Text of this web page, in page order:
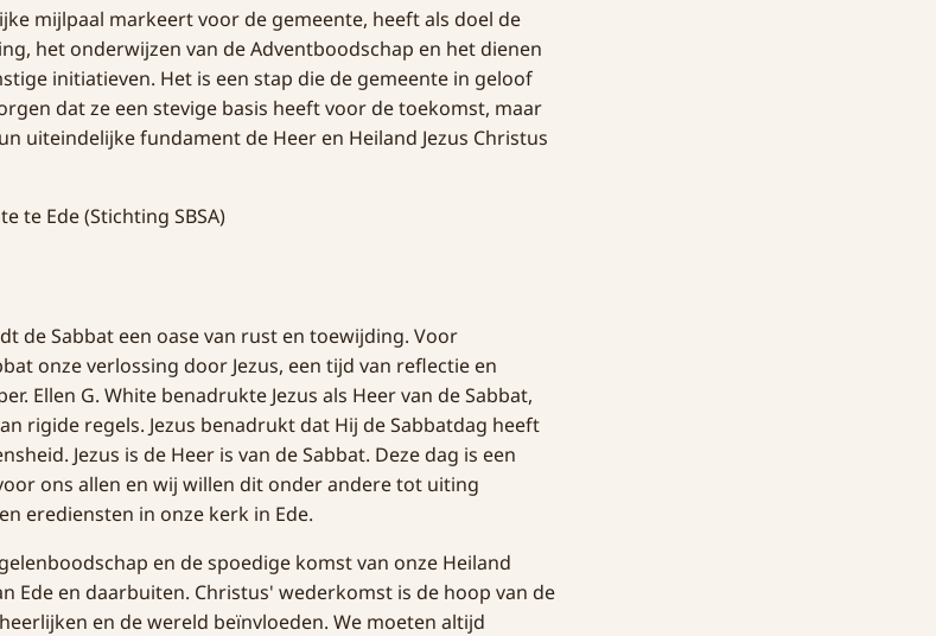
mijlpaal markeert voor de gemeente, heeft als doel de
het onderwijzen van de Adventboodschap en het dienen
initiatieven. Het is een stap die de gemeente in geloof
dat ze een stevige basis heeft voor de toekomst, maar
uiteindelijke fundament de Heer en Heiland Jezus Christus
de Sabbat een oase van rust en toewijding. Voor
onze verlossing door Jezus, een tijd van reflectie en
Ellen G. White benadrukte Jezus als Heer van de Sabbat,
rigide regels. Jezus benadrukt dat Hij de Sabbatdag heeft
Jezus is de Heer is van de Sabbat. Deze dag is een
ons allen en wij willen dit onder andere tot uiting
erediensten in onze kerk in Ede.
en de spoedige komst van onze Heiland
Ede en daarbuiten. Christus' wederkomst is de hoop van de
en de wereld beïnvloeden. We moeten altijd